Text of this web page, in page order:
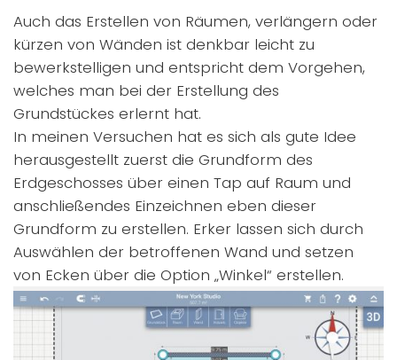
Auch das Erstellen von Räumen, verlängern oder
kürzen von Wänden ist denkbar leicht zu
bewerkstelligen und entspricht dem Vorgehen,
welches man bei der Erstellung des
Grundstückes erlernt hat.
In meinen Versuchen hat es sich als gute Idee
herausgestellt zuerst die Grundform des
Erdgeschosses über einen Tap auf Raum und
anschließendes Einzeichnen eben dieser
Grundform zu erstellen. Erker lassen sich durch
Auswählen der betroffenen Wand und setzen
von Ecken über die Option „Winkel“ erstellen.